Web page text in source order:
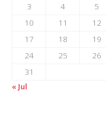
3
4 5
10
11 12
17
18 19
24
25 26
31
« Jul